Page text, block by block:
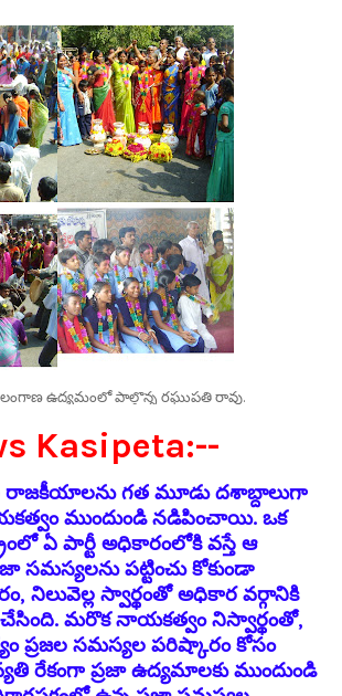
ఉద్యమంలో పాల్గొన్న రఘుపతి రావు.
Kasipeta:--
గత మూడు దశాబ్దాలుగా
ముందుండి నడిపించాయి. ఒక
ఏ పార్టీ అధికారంలోకి వస్తే ఆ
సమస్యలను పట్టించు కోకుండా
నిలువెల్ల స్వార్థంతో అధికార వర్గానికి
మరొక నాయకత్వం నిస్వార్థంతో,
ప్రజల సమస్యల పరిష్కారం కోసం
రేకంగా ప్రజా ఉద్యమాలకు ముందుండి